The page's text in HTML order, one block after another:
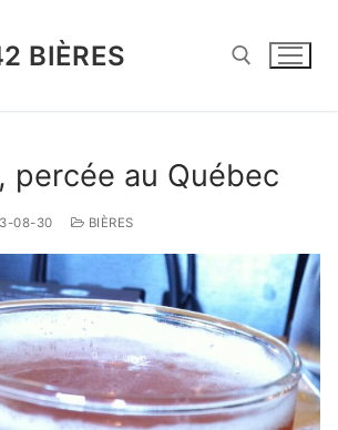
BIÈRES
percée au Québec
08-30 BIÈRES